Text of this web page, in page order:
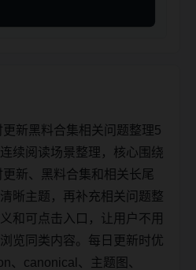
新黑料合集相关问题整理5
续阅读场景整理，核心围绕
新、黑料合集和相关长尾
晰主题，再补充相关问题整
和可点击入口，让用户不用
览同类内容。每日更新时优
、canonical、主题图、